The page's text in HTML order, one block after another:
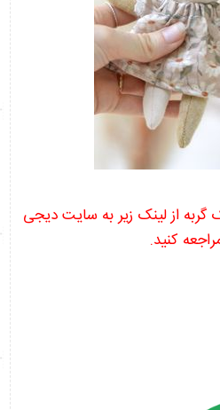
از لینک زیر به سایت دیجی
کنید.